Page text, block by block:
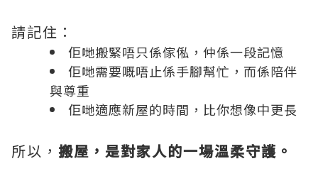
請記住：
佢哋搬緊唔只係傢俬，仲係一段記憶
佢哋需要嘅唔止係手腳幫忙，而係陪伴
與尊重
佢哋適應新屋的時間，比你想像中更長
所以， 搬屋，是對家人的一場溫柔守護。